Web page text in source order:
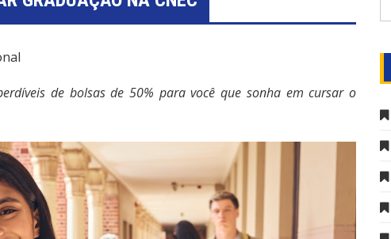
de bolsas de 50% para você que sonha em cursar o